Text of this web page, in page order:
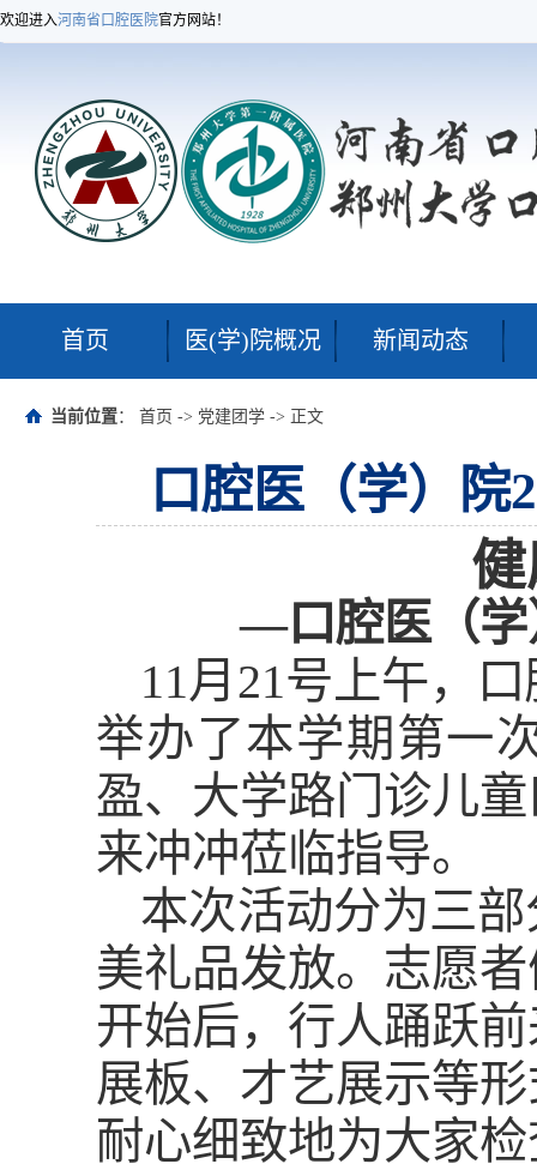
欢迎进入河南省口腔医院官方网站！
首页 医(学)院概况 新闻动态
当前位置： 首页 -> 党建团学 -> 正文
口腔医（学）院
—口腔医（学
11月21号上午，
举办了本学期第一
盈、大学路门诊儿
来冲冲莅临指导。
本次活动分为三
美礼品发放。志愿
开始后，行人踊跃
展板、才艺展示等
耐心细致地为大家